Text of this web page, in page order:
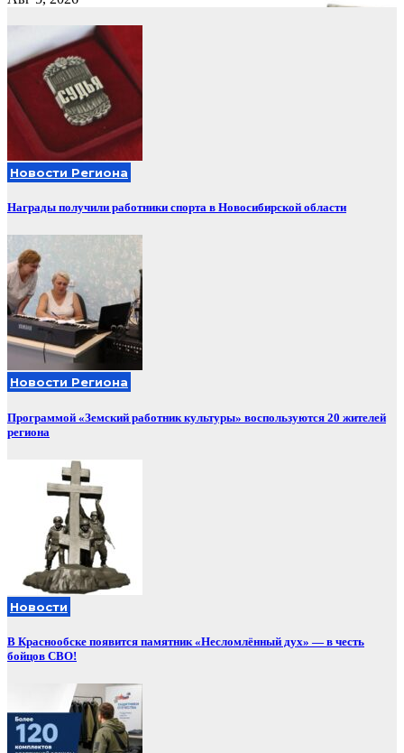
Новости Региона
Награды получили работники спорта в Новосибирской области
Новости Региона
Программой «Земский работник культуры» воспользуются 20 жителей
региона
Новости
В Краснообске появится памятник «Несломлённый дух» — в честь
бойцов СВО!